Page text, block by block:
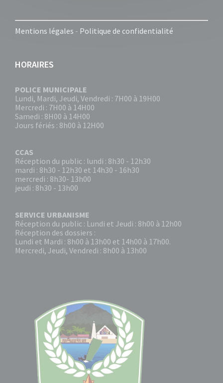
Mentions légales - Politique de confidentialité
HORAIRES
POLICE MUNICIPALE
Lundi, Mardi, Jeudi, Vendredi : 7H00 à 19H00
Mercredi : 7H00 à 14H00
Samedi : 8H00 à 14H00
Jours fériés : 8h00 à 12H00
CCAS
Réception du public : lundi : 8h30 - 12h30
mardi : 8h30 - 12h30 et 14h30 - 16h30
mercredi : 8h30- 13h00
jeudi : 8h30 - 13h00
SERVICE URBANISME
Réception du public : Lundi et Jeudi : 8h00 à 12h00
Réception des dossiers :
Lundi et Mardi : 8h00 à 13h00 et 14h00 à 17h00.
Mercredi, Jeudi, Vendredi : 8h00 à 13h00